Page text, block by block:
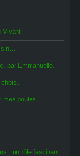
Vivant
par Emmanuelle.
mes poules
: un rôle fascinant